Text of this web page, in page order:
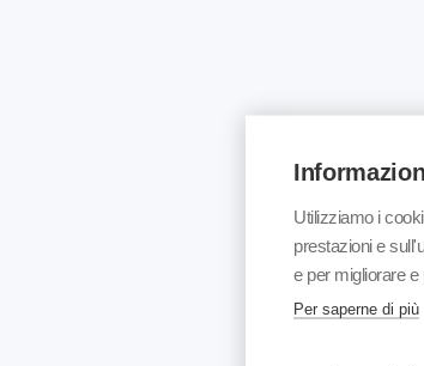
Utilizziamo i
prestazioni e
e per migliorare
Per saperne di più